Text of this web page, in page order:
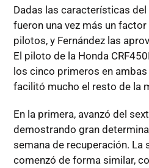
Dadas las características
fueron una vez más un
pilotos, y Fernández las
El piloto de la Honda
los cinco primeros en
facilitó mucho el resto de la
En la primera, avanzó del
demostrando gran
semana de recuperación. La
comenzó de forma similar,